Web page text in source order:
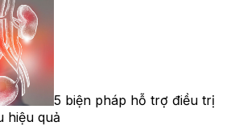
5 biện pháp hỗ trợ điều trị
hiệu quả